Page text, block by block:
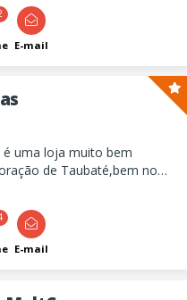
E-mail
é uma loja muito bem
de Taubaté,bem no
variedade de
que você procura.
E-mail